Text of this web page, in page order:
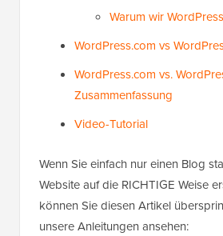
Warum wir
WordPress.com vs
WordPress.com vs.
Zusammenfassung
Video-Tutorial
Wenn Sie einfach nur einen Blog
Website auf die RICHTIGE Weise
können Sie diesen Artikel
unsere Anleitungen ansehen: